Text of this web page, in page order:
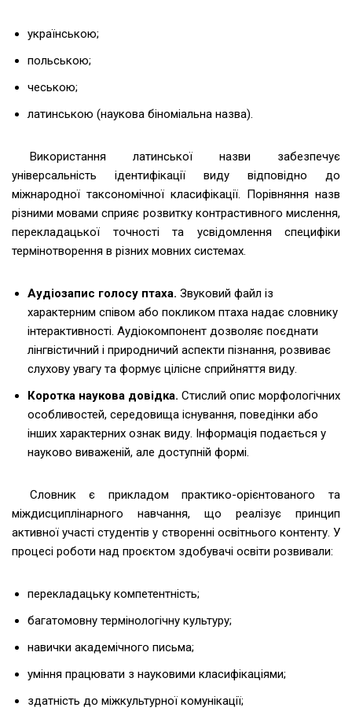
українською;
польською;
чеською;
латинською (наукова біноміальна назва).
Використання латинської назви забезпечує
універсальність ідентифікації виду відповідно до
міжнародної таксономічної класифікації. Порівняння назв
різними мовами сприяє розвитку контрастивного мислення,
перекладацької точності та усвідомлення специфіки
термінотворення в різних мовних системах.
Аудіозапис голосу птаха. Звуковий файл із
характерним співом або покликом птаха надає словнику
інтерактивності. Аудіокомпонент дозволяє поєднати
лінгвістичний і природничий аспекти пізнання, розвиває
слухову увагу та формує цілісне сприйняття виду.
Коротка наукова довідка. Стислий опис морфологічних
особливостей, середовища існування, поведінки або
інших характерних ознак виду. Інформація подається у
науково виваженій, але доступній формі.
Словник є прикладом практико-орієнтованого та
міждисциплінарного навчання, що реалізує принцип
активної участі студентів у створенні освітнього контенту. У
процесі роботи над проєктом здобувачі освіти розвивали:
перекладацьку компетентність;
багатомовну термінологічну культуру;
навички академічного письма;
уміння працювати з науковими класифікаціями;
здатність до міжкультурної комунікації;